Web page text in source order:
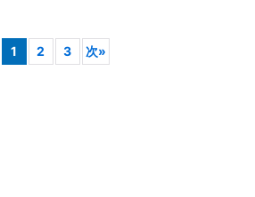
1 2 3 次»